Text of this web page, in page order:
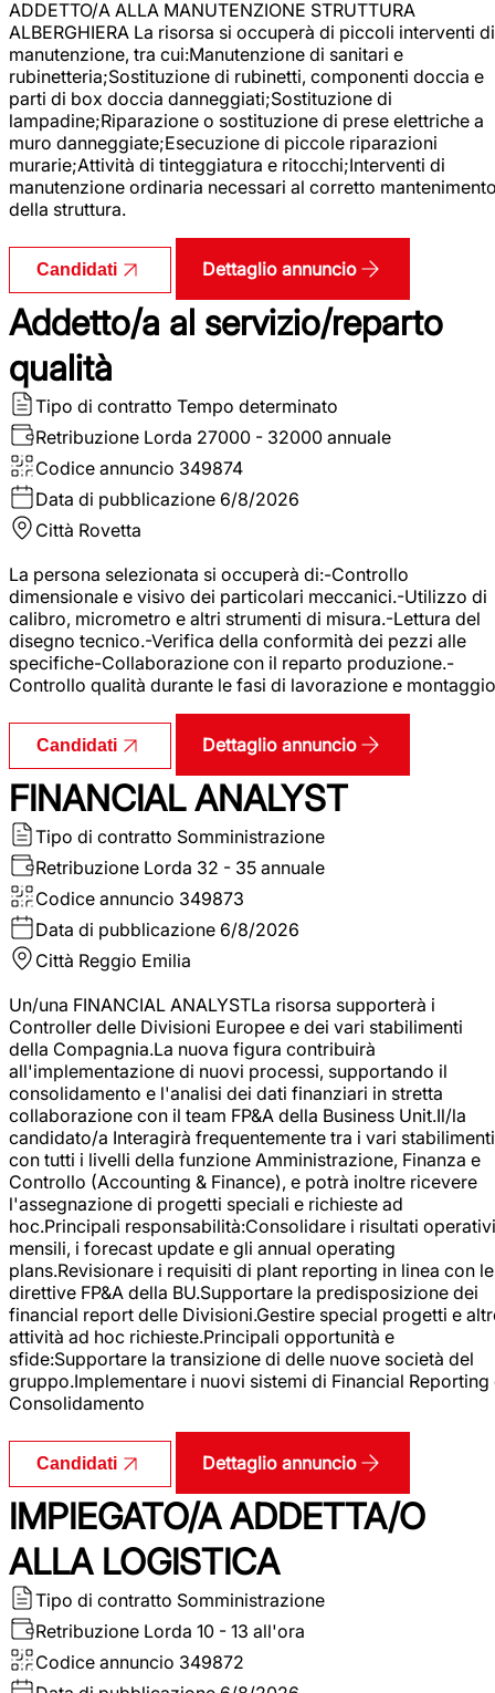
ADDETTO/A ALLA MANUTENZIONE STRUTTURA
ALBERGHIERA La risorsa si occuperà di piccoli interventi di
manutenzione, tra cui:Manutenzione di sanitari e
rubinetteria;Sostituzione di rubinetti, componenti doccia e
parti di box doccia danneggiati;Sostituzione di
lampadine;Riparazione o sostituzione di prese elettriche a
muro danneggiate;Esecuzione di piccole riparazioni
murarie;Attività di tinteggiatura e ritocchi;Interventi di
manutenzione ordinaria necessari al corretto
della struttura.
Candidati Dettaglio annuncio
Addetto/a al servizio/reparto
qualità
Tipo di contratto Tempo determinato
Retribuzione Lorda 27000 - 32000 annuale
Codice annuncio 349874
Data di pubblicazione 6/8/2026
Città Rovetta
La persona selezionata si occuperà di:-Controllo
dimensionale e visivo dei particolari meccanici.-Utilizzo di
calibro, micrometro e altri strumenti di misura.-Lettura del
disegno tecnico.-Verifica della conformità dei pezzi alle
specifiche-Collaborazione con il reparto produzione.-
Controllo qualità durante le fasi di lavorazione e
Candidati Dettaglio annuncio
FINANCIAL ANALYST
Tipo di contratto Somministrazione
Retribuzione Lorda 32 - 35 annuale
Codice annuncio 349873
Data di pubblicazione 6/8/2026
Città Reggio Emilia
Un/una FINANCIAL ANALYSTLa risorsa supporterà i
Controller delle Divisioni Europee e dei vari stabilimenti
della Compagnia.La nuova figura contribuirà
all'implementazione di nuovi processi, supportando il
consolidamento e l'analisi dei dati finanziari in stretta
collaborazione con il team FP&A della Business Unit.Il/la
candidato/a Interagirà frequentemente tra i vari stabilimenti
con tutti i livelli della funzione Amministrazione, Finanza e
Controllo (Accounting & Finance), e potrà inoltre ricevere
l'assegnazione di progetti speciali e richieste ad
hoc.Principali responsabilità:Consolidare i risultati operativi
mensili, i forecast update e gli annual operating
plans.Revisionare i requisiti di plant reporting in linea con le
direttive FP&A della BU.Supportare la predisposizione dei
financial report delle Divisioni.Gestire special progetti e
attività ad hoc richieste.Principali opportunità e
sfide:Supportare la transizione di delle nuove società del
gruppo.Implementare i nuovi sistemi di Financial Reporting
Consolidamento
Candidati Dettaglio annuncio
IMPIEGATO/A ADDETTA/O
ALLA LOGISTICA
Tipo di contratto Somministrazione
Retribuzione Lorda 10 - 13 all'ora
Codice annuncio 349872